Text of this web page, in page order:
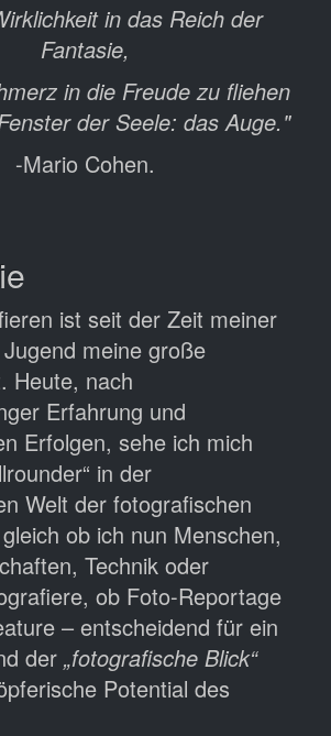
in das Reich der
Fantasie,
in die Freude zu fliehen
der Seele: das Auge."
-Mario Cohen.
ist seit der Zeit meiner
meine große
Heute, nach
Erfahrung und
Erfolgen, sehe ich mich
in der
Welt der fotografischen
ob ich nun Menschen,
Technik oder
ob Foto-Reportage
– entscheidend für ein
der „fotografische Blick“
Potential des